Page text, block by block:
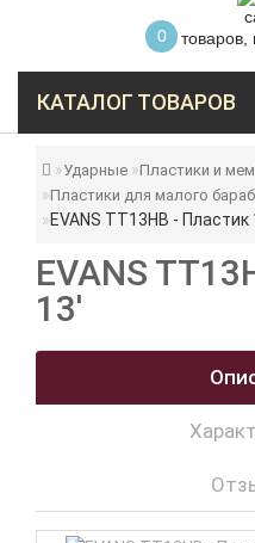
0 товаров,
КАТАЛОГ ТОВАРОВ
Ударные
Пластики и
Пластики для малого
EVANS TT13HB - Пластик
EVANS
13'